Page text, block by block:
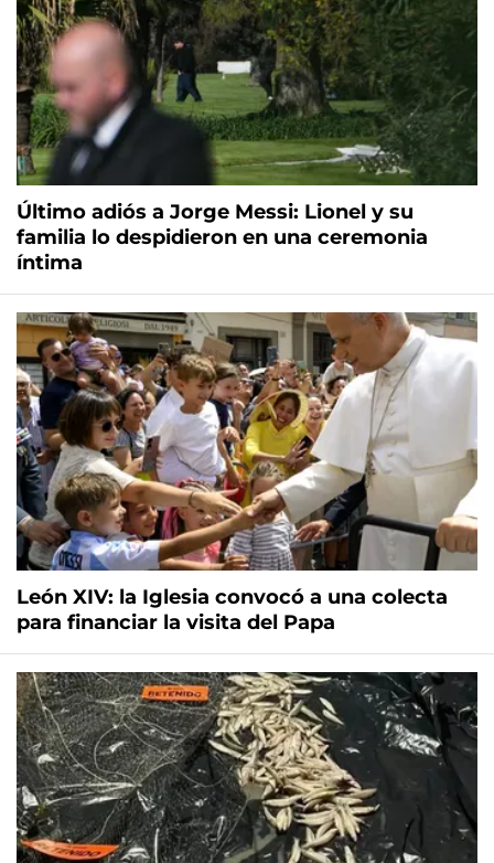
Último adiós a Jorge Messi: Lionel y su
familia lo despidieron en una ceremonia
íntima
León XIV: la Iglesia convocó a una colecta
para financiar la visita del Papa